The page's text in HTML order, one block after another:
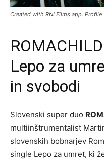
Created with RNI Films app. Profile
Lepo za
in svobodi
Slovenski super duo
multiinštrumentalist
slovenskih bobnarjev
single Lepo za umret, ki